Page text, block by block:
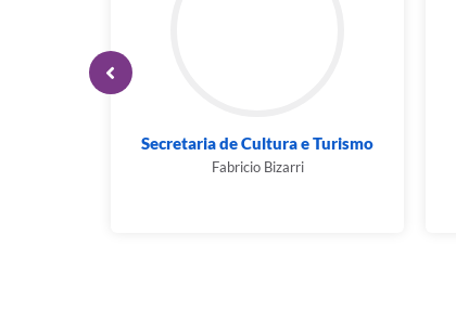
Gabinete do Prefeito
Franklin Duarte de Lima